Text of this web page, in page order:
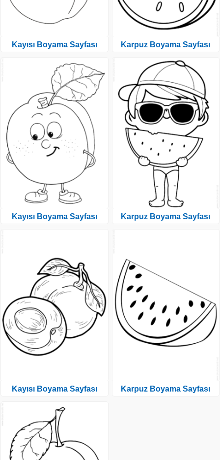
Kayısı Boyama Sayfası
Kayısı Boyama Sayfası
Kayısı Boyama Sayfası
Karpuz Boyama Sayfası
Karpuz Boyama Sayfası
Karpuz Boyama Sayfası